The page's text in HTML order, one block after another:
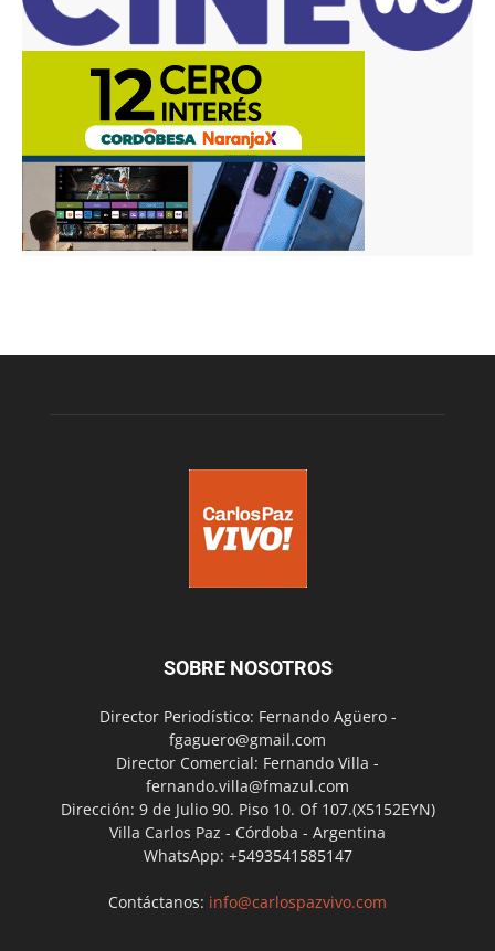
SOBRE NOSOTROS
Director Periodístico: Fernando Agüero -
fgaguero@gmail.com
Director Comercial: Fernando Villa -
fernando.villa@fmazul.com
Dirección: 9 de Julio 90. Piso 10. Of 107.(X5152EYN)
Villa Carlos Paz - Córdoba - Argentina
WhatsApp: +5493541585147
Contáctanos: info@carlospazvivo.com